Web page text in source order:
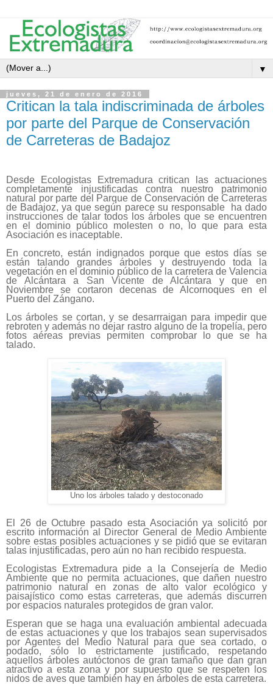
▼
jueves, 21 de enero de 2016
Critican la tala indiscriminada de árboles
por parte del Parque de Conservación
de Carreteras de Badajoz
Desde Ecologistas Extremadura critican las actuaciones
completamente injustificadas contra nuestro patrimonio
natural por parte del Parque de Conservación de Carreteras
de Badajoz, ya que según parece su responsable ha dado
instrucciones de talar todos los árboles que se encuentren
en el dominio público molesten o no, lo que para esta
Asociación es inaceptable.
En concreto, están indignados porque que estos días se
están talando grandes árboles y destruyendo toda la
vegetación en el dominio público de la carretera de Valencia
de Alcántara a San Vicente de Alcántara y que en
Noviembre se cortaron decenas de Alcornoques en el
Puerto del Zángano.
Los árboles se cortan, y se desarrraigan para impedir que
rebroten y además no dejar rastro alguno de la tropelía, pero
fotos aéreas previas permiten comprobar lo que se ha
talado.
Uno los árboles talado y destoconado
El 26 de Octubre pasado esta Asociación ya solicitó por
escrito información al Director General de Medio Ambiente
sobre estas posibles actuaciones y se pidió que se evitaran
talas injustificadas, pero aún no han recibido respuesta.
Ecologistas Extremadura pide a la Consejería de Medio
Ambiente que no permita actuaciones, que dañen nuestro
patrimonio natural en zonas de alto valor ecológico y
paisajístico como estas carreteras, que además discurren
por espacios naturales protegidos de gran valor.
Esperan que se haga una evaluación ambiental adecuada
de estas actuaciones y que los trabajos sean supervisados
por Agentes del Medio Natural para que sea cortado, o
podado, sólo lo estrictamente justificado, respetando
aquellos árboles autóctonos de gran tamaño que dan gran
atractivo a esta zona y por supuesto que se respeten los
nidos de aves que también hay en árboles de esta carretera.